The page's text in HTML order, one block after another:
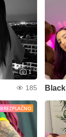
1
185
BREZPLAČNO